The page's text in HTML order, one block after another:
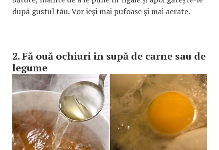
după gustul tău. Vor ieși mai pufoase și mai aerate.
2. Fă ouă ochiuri în supă de carne sau de
legume